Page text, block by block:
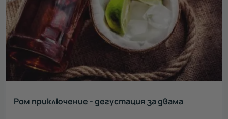
Ром приключение - дегустация за двама